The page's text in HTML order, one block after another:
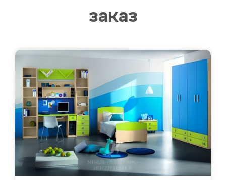
заказ